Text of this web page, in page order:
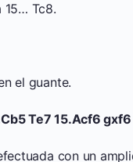
15… Tc8.
el guante.
Te7 15.Acf6
con un